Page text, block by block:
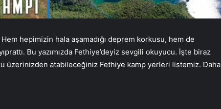
hepimizin hala aşamadığı deprem korkusu, hem de
Bu yazımızda Fethiye’deyiz sevgili okuyucu. İşte biraz
üzerinizden atabileceğiniz Fethiye kamp yerleri listemiz. Daha